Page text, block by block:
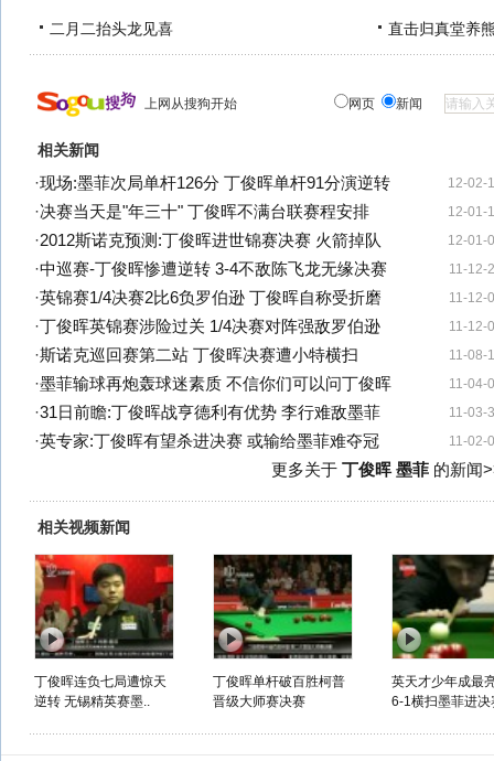
二月二抬头龙见喜 直击归真堂养
上网从搜狗开始 网页 新闻
相关新闻
12-02-
·现场:墨菲次局单杆126分 丁俊晖单杆91分演逆转
12-01-
·决赛当天是"年三十" 丁俊晖不满台联赛程安排
12-01-
·2012斯诺克预测:丁俊晖进世锦赛决赛 火箭掉队
11-12-
·中巡赛-丁俊晖惨遭逆转 3-4不敌陈飞龙无缘决赛
11-12-
·英锦赛1/4决赛2比6负罗伯逊 丁俊晖自称受折磨
11-12-
·丁俊晖英锦赛涉险过关 1/4决赛对阵强敌罗伯逊
11-08-
·斯诺克巡回赛第二站 丁俊晖决赛遭小特横扫
11-04-
·墨菲输球再炮轰球迷素质 不信你们可以问丁俊晖
11-03-
·31日前瞻:丁俊晖战亨德利有优势 李行难敌墨菲
11-02-
·英专家:丁俊晖有望杀进决赛 或输给墨菲难夺冠
更多关于 丁俊晖 墨菲的新闻
相关视频新闻
丁俊晖连负七局遭惊天
逆转 无锡精英赛墨..
丁俊晖单杆破百胜柯普
晋级大师赛决赛
英天才少年成最
6-1横扫墨菲进决